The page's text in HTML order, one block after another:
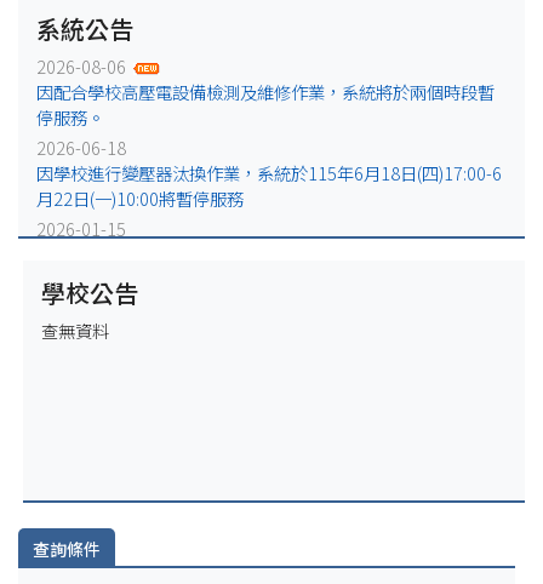
2026-05-25 賃居安全
賃居退租注意事項
2026-05-18 賃居新聞
校外租屋租金補貼宣導公告
系統公告
2026-08-06
因配合學校高壓電設備檢測及維修作業，系統將於兩個時段暫
停服務。
2026-06-18
因學校進行變壓器汰換作業，系統於115年6月18日(四)17:00-6
月22日(一)10:00將暫停服務
2026-01-15
(五)17:00-1月19日(一)10:00將暫停服務
2025-12-31
因配合學校電力設備緊急維修作業，系統於115年1月2日
因配合學校電氣設備檢修作業，系統於114年4月1日(二)17:00-
4月7日(一)8:00將暫停服務。
學校公告
查無資料
查詢條件